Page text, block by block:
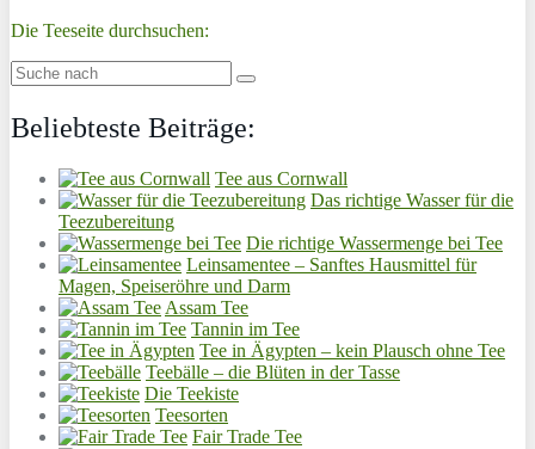
Die Teeseite durchsuchen:
Beliebteste Beiträge:
Tee aus Cornwall
Das richtige Wasser für die
Teezubereitung
Die richtige Wassermenge bei Tee
Leinsamentee – Sanftes Hausmittel für
Magen, Speiseröhre und Darm
Assam Tee
Tannin im Tee
Tee in Ägypten – kein Plausch ohne Tee
Teebälle – die Blüten in der Tasse
Die Teekiste
Teesorten
Fair Trade Tee